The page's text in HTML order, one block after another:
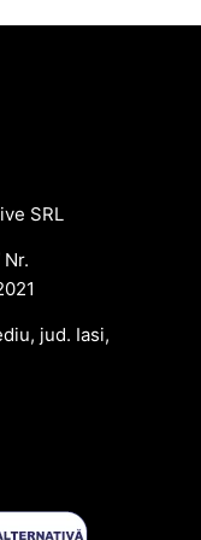
SRL
jud. Iasi,